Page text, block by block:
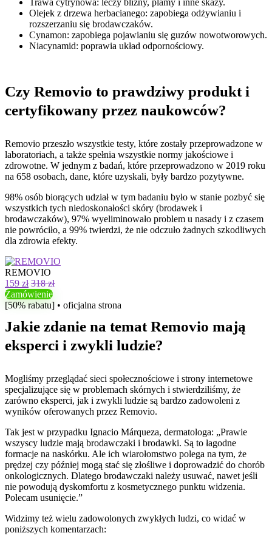
Trawa cytrynowa: leczy blizny, plamy i inne skazy.
Olejek z drzewa herbacianego: zapobiega odżywianiu i
rozszerzaniu się brodawczaków.
Cynamon: zapobiega pojawianiu się guzów nowotworowych.
Niacynamid: poprawia układ odpornościowy.
Czy Removio to prawdziwy produkt i
certyfikowany przez naukowców?
Removio przeszło wszystkie testy, które zostały przeprowadzone w
laboratoriach, a także spełnia wszystkie normy jakościowe i
zdrowotne. W jednym z badań, które przeprowadzono w 2019 roku
na 658 osobach, dane, które uzyskali, były bardzo pozytywne.
98% osób biorących udział w tym badaniu było w stanie pozbyć się
wszystkich tych niedoskonałości skóry (brodawek i
brodawczaków), 97% wyeliminowało problem u nasady i z czasem
nie powróciło, a 99% twierdzi, że nie odczuło żadnych szkodliwych
dla zdrowia efekty.
REMOVIO
159 zł 318 zł
Zamówienie
[50% rabatu] • oficjalna strona
Jakie zdanie na temat Removio mają
eksperci i zwykli ludzie?
Mogliśmy przeglądać sieci społecznościowe i strony internetowe
specjalizujące się w problemach skórnych i stwierdziliśmy, że
zarówno eksperci, jak i zwykli ludzie są bardzo zadowoleni z
wyników oferowanych przez Removio.
Tak jest w przypadku Ignacio Márqueza, dermatologa: „Prawie
wszyscy ludzie mają brodawczaki i brodawki. Są to łagodne
formacje na naskórku. Ale ich wiarołomstwo polega na tym, że
prędzej czy później mogą stać się złośliwe i doprowadzić do chorób
onkologicznych. Dlatego brodawczaki należy usuwać, nawet jeśli
nie powodują dyskomfortu z kosmetycznego punktu widzenia.
Polecam usunięcie.”
Widzimy też wielu zadowolonych zwykłych ludzi, co widać w
poniższych komentarzach: